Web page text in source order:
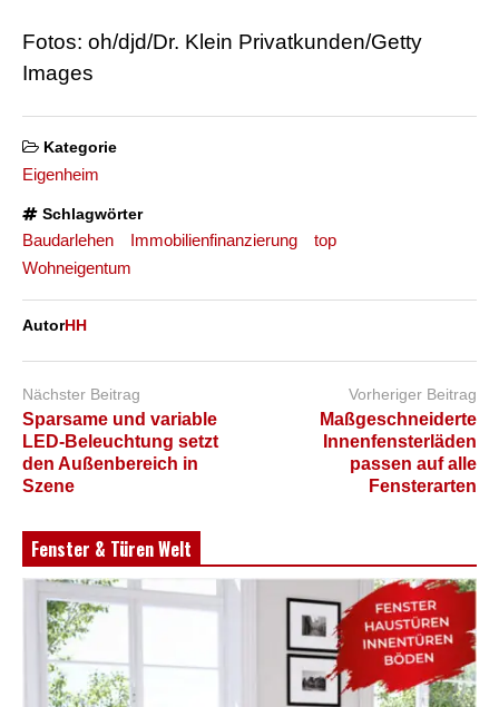
Fotos: oh/djd/Dr. Klein Privatkunden/Getty
Images
Kategorie
Eigenheim
Schlagwörter
Baudarlehen Immobilienfinanzierung
top
Wohneigentum
AutorHH
Nächster Beitrag
Sparsame und variable
LED-Beleuchtung setzt
den Außenbereich in
Szene
Vorheriger Beitrag
Maßgeschneiderte
Innenfensterläden
passen auf alle
Fensterarten
Fenster & Türen Welt